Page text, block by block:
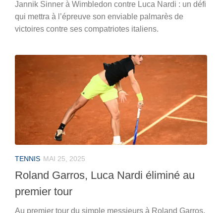
Jannik Sinner à Wimbledon contre Luca Nardi : un défi
qui mettra à l’épreuve son enviable palmarès de
victoires contre ses compatriotes italiens.
TENNIS MAI 25, 2025
Roland Garros, Luca Nardi éliminé au
premier tour
Au premier tour du simple messieurs à Roland Garros,